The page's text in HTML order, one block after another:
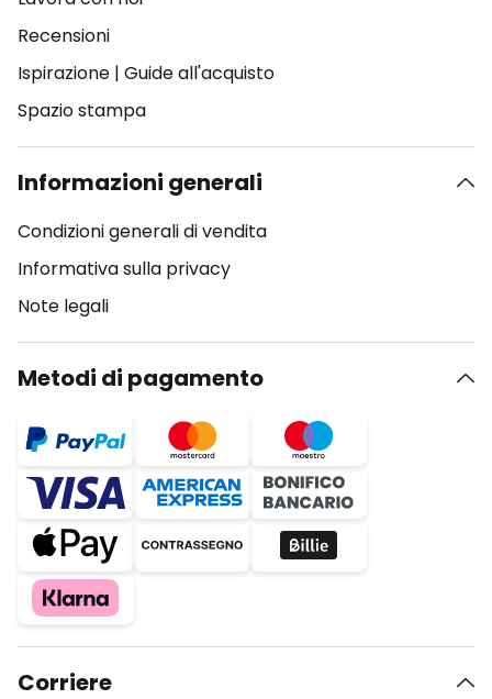
Recensioni
Ispirazione | Guide all'acquisto
Spazio stampa
Informazioni generali
Condizioni generali di vendita
Informativa sulla privacy
Note legali
Metodi di pagamento
Corriere